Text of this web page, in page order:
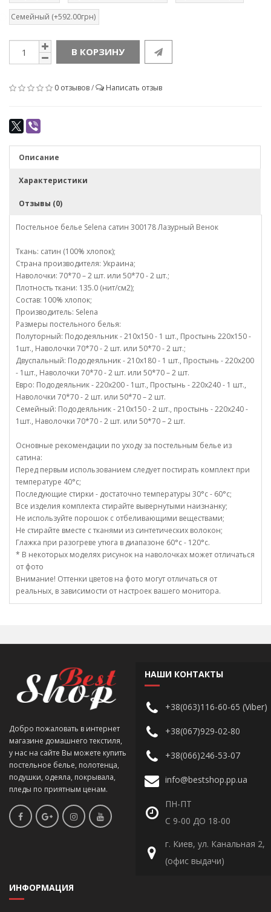
Семейный (+592.00грн)
В КОРЗИНУ
0 отзывов/ Написать отзыв
Описание
Характеристики
Отзывы (0)
Постельное белье Selena сатин 300178 Лазурный Венок
Ткань: сатин (100% хлопок);
Страна производителя: Украина;
Наволочки: 70*70 – 2 шт. или 50*70 - 2 шт.;
Плотность ткани: 135.0 (нит/см2);
Состав: 100% хлопок;
Производитель: Selena
Размеры постельного белья:
Полуторный: Пододеяльник - 210х150 - 1 шт., Простынь 220х150 -
1шт., Наволочки 70*70 - 2 шт. или 50*70 - 2 шт.;
Двуспальный: Пододеяльник - 210х180 - 1 шт., Простынь - 220х200
- 1шт., Наволочки 70*70 - 2 шт. или 50*70 – 2 шт.
Евро: Пододеяльник - 220х200 - 1шт., Простынь - 220х240 - 1 шт.,
Наволочки 70*70 - 2 шт. или 50*70 – 2 шт.
Семейный: Пододеяльник - 210х150 - 2 шт., простынь - 220х240 -
1шт., Наволочки 70*70 - 2 шт. или 50*70 – 2 шт.
Основные рекомендации по уходу за постельным белье из
сатина:
Перед первым использованием следует постирать комплект при
температуре 40°c;
Последующие стирки - достаточно температуры 30°c - 60°c;
Все изделия комплекта стирайте вывернутыми наизнанку;
Не используйте порошок с отбеливающими веществами;
Не стирайте вместе с тканями из синтетических волокон;
Глажка при разогреве утюга в диапазоне 60°c - 120°c.
* В некоторых моделях рисунок на наволочках может отличаться
от фото
Внимание! Оттенки цветов на фото могут отличаться от
реальных, в зависимости от настроек вашего монитора.
Добро пожаловать в интернет
магазине домашнего текстиля,
у нас на сайте Вы можете купить
постельное белье, полотенца,
подушки, одеяла, покрывала,
пледы по приятным ценам.
НАШИ КОНТАКТЫ
+38(063)116-60-65 (Viber)
+38(067)929-02-80
+38(066)246-53-07
info@bestshop.pp.ua
ПН-ПТ
С 9-00 ДО 18-00
г. Киев, ул. Канальная 2,
(офис выдачи)
ИНФОРМАЦИЯ